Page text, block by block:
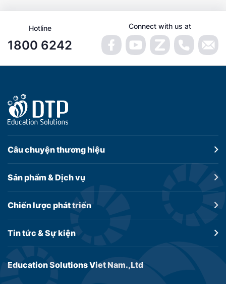
Hotline
1800 6242
Connect with us at
Education Solutions Viet Nam.,Ltd
Câu chuyệnthương hiệu
Sản phẩm &Dịch vụ
Chiến lược phát triển
Tin tức &Sự kiện